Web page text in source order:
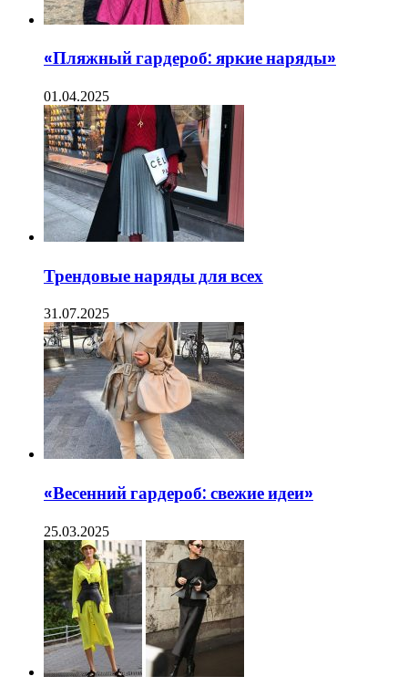
«Пляжный гардероб: яркие наряды»
01.04.2025
Трендовые наряды для всех
31.07.2025
«Весенний гардероб: свежие идеи»
25.03.2025